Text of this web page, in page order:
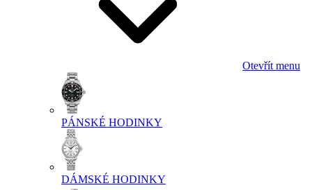
Otevřít menu
PÁNSKÉ HODINKY
DÁMSKÉ HODINKY